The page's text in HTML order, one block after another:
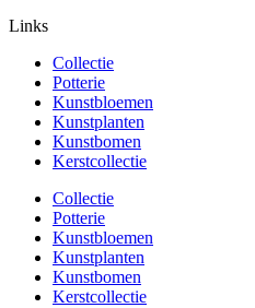
Links
Collectie
Potterie
Kunstbloemen
Kunstplanten
Kunstbomen
Kerstcollectie
Collectie
Potterie
Kunstbloemen
Kunstplanten
Kunstbomen
Kerstcollectie